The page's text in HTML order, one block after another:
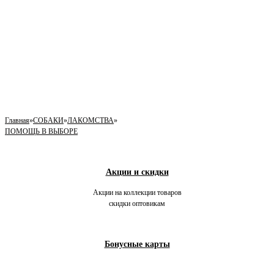
Главная»СОБАКИ»ЛАКОМСТВА»
ПОМОЩЬ В ВЫБОРЕ
Акции и скидки
Акции на коллекции товаров
скидки оптовикам
Бонусные карты